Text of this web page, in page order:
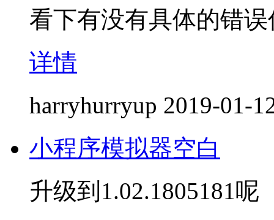
看下有没有具体的错
详情
harryhurryup 2019-01-
小程序模拟器空白
升级到1.02.1805181呢